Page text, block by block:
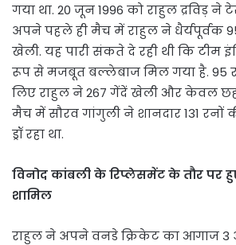
गया था. 20 जून 1996 को राहुल द्रविड़ ने
अपने पहले ही मैच में राहुल ने धैर्यपूर्वक
खेली. यह पारी संकते दे रही थी कि टीम
रूप से मजबूत बल्लेबाज मिल गया है. 95
लिए राहुल ने 267 गेंदें खेली और केवल
मैच में सौरव गांगुली ने शानदार 131 रनों
ड्रॉ रहा था.
विनोद कांबली के रिप्लेसमेंट के तौर पर
शामिल
राहुल ने अपने वनडे क्रिकेट का आगाज 3